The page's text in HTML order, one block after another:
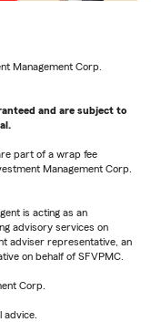
Management Corp.
and are subject to
part of a wrap fee
Management Corp.
is acting as an
advisory services on
adviser representative, an
on behalf of SFVPMC.
Corp.
advice.